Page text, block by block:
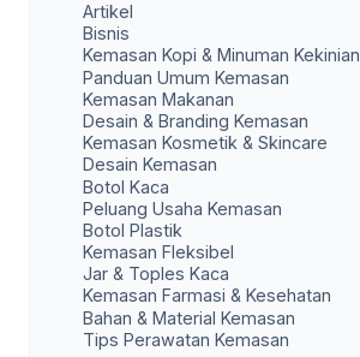
Artikel
Bisnis
Kemasan Kopi & Minuman Kekinian
Panduan Umum Kemasan
Kemasan Makanan
Desain & Branding Kemasan
Kemasan Kosmetik & Skincare
Desain Kemasan
Botol Kaca
Peluang Usaha Kemasan
Botol Plastik
Kemasan Fleksibel
Jar & Toples Kaca
Kemasan Farmasi & Kesehatan
Bahan & Material Kemasan
Tips Perawatan Kemasan